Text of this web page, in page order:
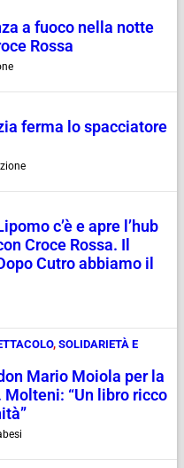
a fuoco nella notte
Rossa
ferma lo spacciatore
c’è e apre l’hub
Croce Rossa. Il
Cutro abbiamo il
, SOLIDARIETÀ E
Mario Moiola per la
“Un libro ricco